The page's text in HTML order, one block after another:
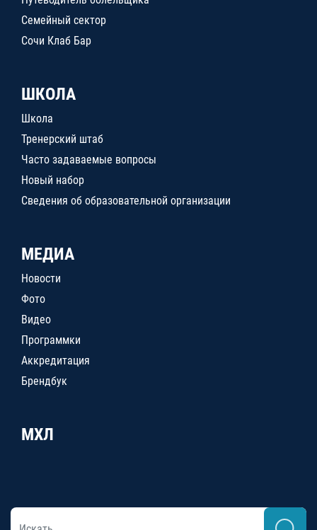
Семейный сектор
Сочи Клаб Бар
ШКОЛА
Школа
Тренерский штаб
Часто задаваемые вопросы
Новый набор
Сведения об образовательной организации
МЕДИА
Новости
Фото
Видео
Программки
Аккредитация
Брендбук
МХЛ